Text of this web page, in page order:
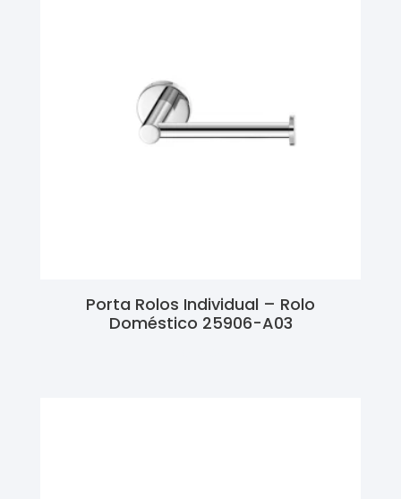
Porta Rolos Individual – Rolo
Doméstico 25906-A03